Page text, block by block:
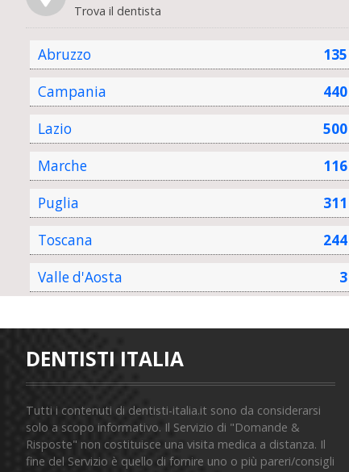
Trova il dentista
Abruzzo 135
Campania
440
Lazio
500
Marche
116
Puglia
311
Toscana
244
Valle d'Aosta
3
DENTISTI ITALIA
Tutti i contenuti di dentisti-italia.it sono da considerarsi
solo a scopo informativo. Il Servizio di "Domande &
Risposte" non costituisce una visita medica a distanza. Il
fine del Servizio è quello di fornire uno o più pareri/consigli